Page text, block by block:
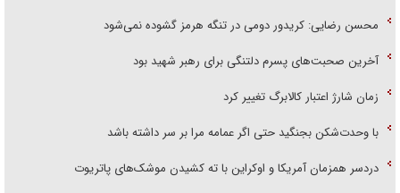
محسن رضایی: کریدور دومی در تنگه هرمز گشوده نمی‌شود
آخرین صحبت‌های پسرم دلتنگی برای رهبر شهید بود
زمان شارژ اعتبار کالابرگ تغییر کرد
با وحدت‌شکن بجنگید حتی اگر عمامه مرا بر سر داشته باشد
دردسر همزمان آمریکا و اوکراین با ته کشیدن موشک‌های پاتریوت